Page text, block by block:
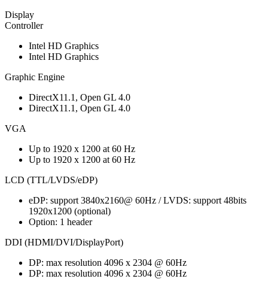
Display
Controller
Intel HD Graphics
Intel HD Graphics
Graphic Engine
DirectX11.1, Open GL 4.0
DirectX11.1, Open GL 4.0
VGA
Up to 1920 x 1200 at 60 Hz
Up to 1920 x 1200 at 60 Hz
LCD (TTL/LVDS/eDP)
eDP: support 3840x2160@ 60Hz / LVDS: support 48bits
1920x1200 (optional)
Option: 1 header
DDI (HDMI/DVI/DisplayPort)
DP: max resolution 4096 x 2304 @ 60Hz
DP: max resolution 4096 x 2304 @ 60Hz